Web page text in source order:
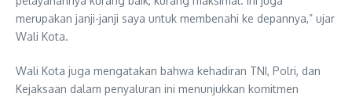
merupakan janji-janji saya untuk membenahi ke depannya,” ujar
Wali Kota.
Wali Kota juga mengatakan bahwa kehadiran TNI, Polri, dan
Kejaksaan dalam penyaluran ini menunjukkan komitmen